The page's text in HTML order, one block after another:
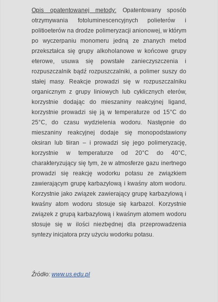
Opis opatentowanej metody: Opatentowany sposób
otrzymywania fotoluminescencyjnych polieterów i
politioeterów na drodze polimeryzacji anionowej, w którym
po wyczerpaniu monomeru jedną ze znanych metod
przekształca się grupy alkoholanowe w końcowe grupy
eterowe, usuwa się powstałe zanieczyszczenia i
rozpuszczalnik bądź rozpuszczalniki, a polimer suszy do
stałej masy. Reakcje prowadzi się w rozpuszczalniku
organicznym z grupy liniowych lub cyklicznych eterów,
korzystnie dodając do mieszaniny reakcyjnej ligand,
korzystnie prowadzi się ją w temperaturze od 15°C do
25°C, do czasu wydzielenia wodoru. Następnie do
mieszaniny reakcyjnej dodaje się monopodstawiony
oksiran lub tiiran – i prowadzi się jego polimeryzację,
korzystnie w temperaturze od 20°C do 40°C,
charakteryzujący się tym, że w atmosferze gazu inertnego
prowadzi się reakcję wodorku potasu ze związkiem
zawierającym grupę karbazylową i kwaśny atom wodoru.
Korzystnie jako związek zawierający grupę karbazylową i
kwaśny atom wodoru stosuje się karbazol. Korzystnie
związek z grupą karbazylową i kwaśnym atomem wodoru
stosuje się w ilości niezbędnej dla przeprowadzenia
syntezy inicjatora przy użyciu wodorku potasu.
Źródło: www.us.edu.pl